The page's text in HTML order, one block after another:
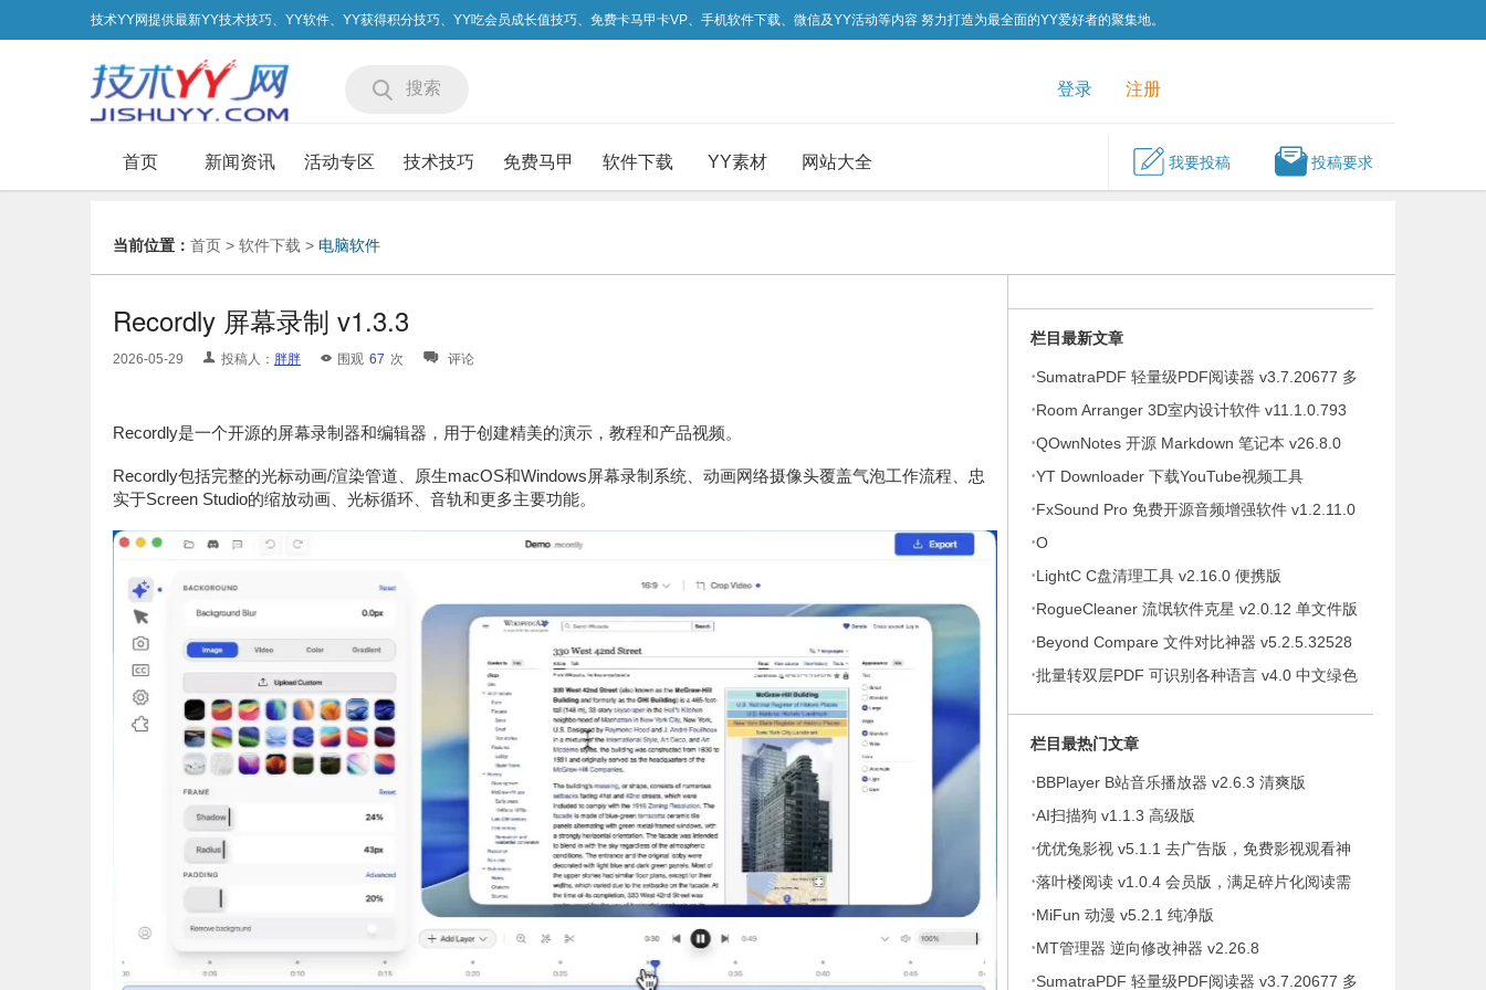
技术YY网提供最新YY技术技巧、YY软件、YY获得积分技巧、YY吃会员成长值技巧、免费卡马甲卡VP、手机软件下载、微信及YY活动等内容 努力打造为最全面的YY爱好者的聚集地。
搜索 登录 注册
首页 新闻资讯 活动专区 技术技巧 免费马甲 软件下载 YY素材 网站大全 我要投稿 投稿要求
当前位置： 首页 > 软件下载 > 电脑软件
Recordly 屏幕录制 v1.3.3
2026-05-29 投稿人： 胖胖 围观 67 次 评论
Recordly是一个开源的屏幕录制器和编辑器，用于创建精美的演示，教程和产品视频。
Recordly包括完整的光标动画/渲染管道、原生macOS和Windows屏幕录制系统、动画网络摄像头覆盖气泡工作流程、忠
实于Screen Studio的缩放动画、光标循环、音轨和更多主要功能。
栏目最新文章
·SumatraPDF 轻量级PDF阅读器 v3.7.20677 多
语便携版
·Room Arranger 3D室内设计软件 v11.1.0.793
多语便携版
·QOwnNotes 开源 Markdown 笔记本 v26.8.0
·YT Downloader 下载YouTube视频工具
v10.6.11 便携版
·FxSound Pro 免费开源音频增强软件 v1.2.11.0
Beta
·O
·LightC C盘清理工具 v2.16.0 便携版
·RogueCleaner 流氓软件克星 v2.0.12 单文件版
·Beyond Compare 文件对比神器 v5.2.5.32528
修改版
·批量转双层PDF 可识别各种语言 v4.0 中文绿色
栏目最热门文章
·BBPlayer B站音乐播放器 v2.6.3 清爽版
·AI扫描狗 v1.1.3 高级版
·优优兔影视 v5.1.1 去广告版，免费影视观看神
器
·落叶楼阅读 v1.0.4 会员版，满足碎片化阅读需
求
·MiFun 动漫 v5.2.1 纯净版
·MT管理器 逆向修改神器 v2.26.8
·SumatraPDF 轻量级PDF阅读器 v3.7.20677 多